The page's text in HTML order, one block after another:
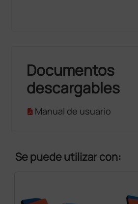
Documentos
descargables
Manual de usuario
Se puede utilizar con: